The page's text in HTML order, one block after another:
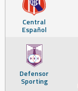
Central
Español
Defensor
Sporting